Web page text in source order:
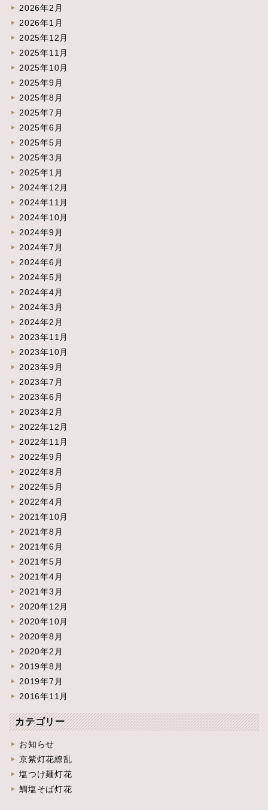
2026年2月
2026年1月
2025年12月
2025年11月
2025年10月
2025年9月
2025年8月
2025年7月
2025年6月
2025年5月
2025年3月
2025年1月
2024年12月
2024年11月
2024年10月
2024年9月
2024年7月
2024年6月
2024年5月
2024年4月
2024年3月
2024年2月
2023年11月
2023年10月
2023年9月
2023年7月
2023年6月
2023年2月
2022年12月
2022年11月
2022年9月
2022年8月
2022年5月
2022年4月
2021年10月
2021年8月
2021年6月
2021年5月
2021年4月
2021年3月
2020年12月
2020年10月
2020年8月
2020年2月
2019年8月
2019年7月
2016年11月
カテゴリー
お知らせ
京紫灯花繚乱
塩つけ麺灯花
鯛塩そば灯花